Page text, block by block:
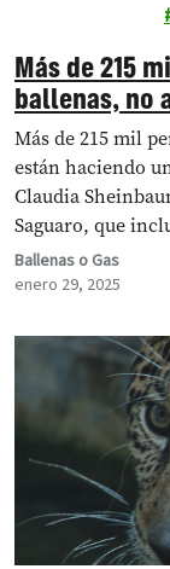
Más de 215
ballenas, no
Golfo de
Más de 215 mil
están haciendo
Claudia
Saguaro, que
megagasoducto,
personas y la
Ballenas o Gas
enero 29, 2025